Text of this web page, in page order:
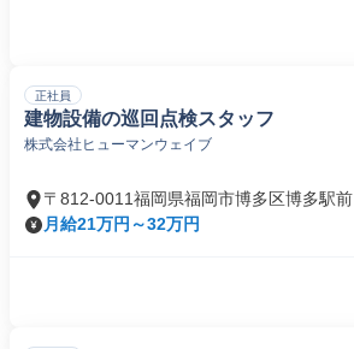
正社員
建物設備の巡回点検スタッフ
株式会社ヒューマンウェイブ
〒812-0011福岡県福岡市博多区博多駅前
月給21万円～32万円